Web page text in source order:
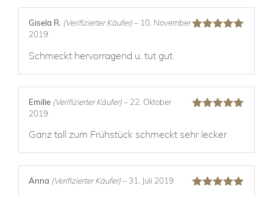
Gisela R. (Verifizierter Käufer) – 10. November
2019
Schmeckt hervorragend u. tut gut.
Emilie (Verifizierter Käufer) – 22. Oktober
2019
Ganz toll zum Frühstück schmeckt sehr lecker
Anna (Verifizierter Käufer) – 31. Juli 2019